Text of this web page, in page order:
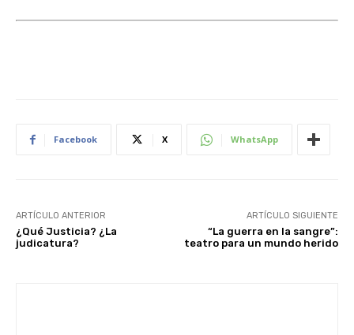
Facebook X WhatsApp
ARTÍCULO ANTERIOR
¿Qué Justicia? ¿La
judicatura?
ARTÍCULO SIGUIENTE
“La guerra en la sangre”:
teatro para un mundo herido